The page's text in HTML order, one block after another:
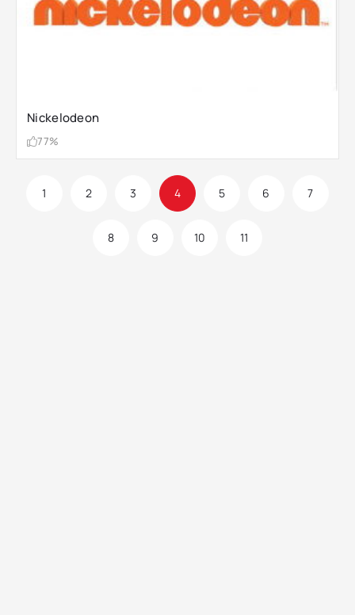
Nickelodeon
77%
1 2 3 4 5 6 7
8 9 10 11